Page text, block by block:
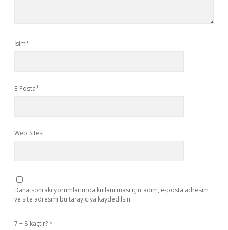
İsim*
E-Posta*
Web Sitesi
Daha sonraki yorumlarımda kullanılması için adım, e-posta adresim
ve site adresim bu tarayıcıya kaydedilsin.
7 + 8 kaçtır?*